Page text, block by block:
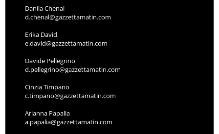
Danila Chenal
d.chenal@gazzettamatin.com
Erika David
e.david@gazzettamatin.com
Davide Pellegrino
d.pellegrino@gazzettamatin.com
Cinzia Timpano
c.timpano@gazzettamatin.com
Arianna Papalia
a.papalia@gazzettamatin.com